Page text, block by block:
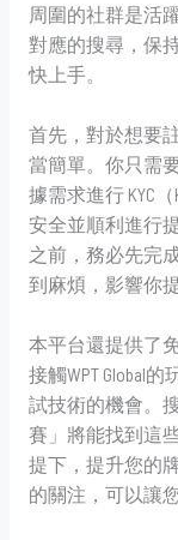
周圍的社群是活
對應的搜尋，保
快上手。
首先，對於想要
當簡單。你只需
據需求進行 KYC
安全並順利進行
之前，務必先完
到麻煩，影響你
本平台還提供了
接觸WPT Global
試技術的機會。
賽」將能找到這
提下，提升您的牌
的關注，可以讓